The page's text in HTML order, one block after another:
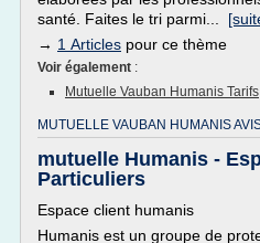
santé. Faites le tri parmi...
→ 1 Articles pour ce thème
Voir également :
Mutuelle Vauban Humanis Tarifs
MUTUELLE VAUBAN HUMANIS
mutuelle Humanis -
Particuliers
Espace client humanis
Humanis est un groupe de